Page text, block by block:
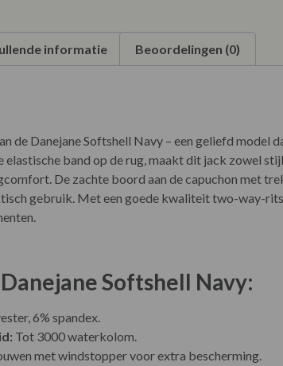
informatie Beoordelingen (0)
de Danejane Softshell Navy – een geliefd
elastische band op de rug, maakt dit jack zowel
De zachte boord aan de capuchon met
gebruik. Met een goede kwaliteit two-way-
Softshell Navy:
6% spandex.
Tot 3000 waterkolom.
met windstopper voor extra bescherming.